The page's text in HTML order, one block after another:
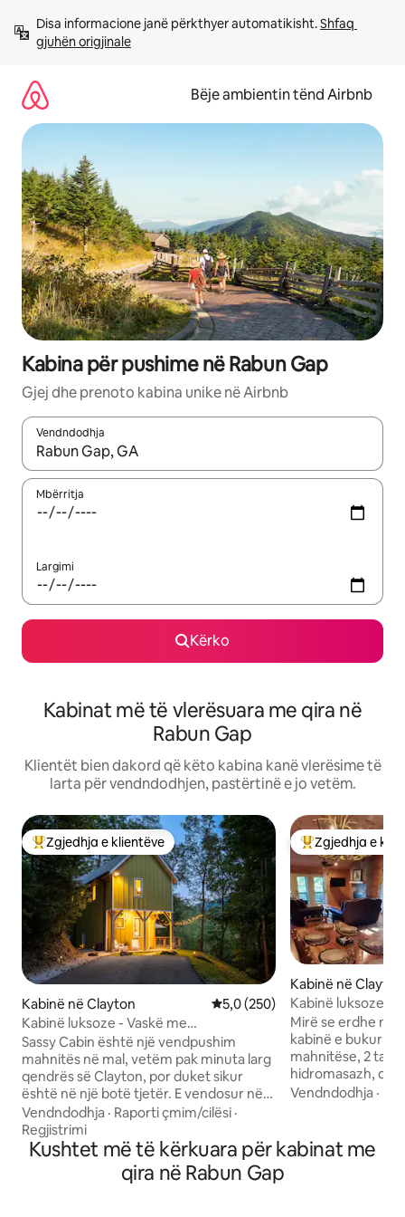
përmbajtja
Disa informacione janë përkthyer automatikisht. Shfaq
gjuhën origjinale
Bëje ambientin tënd Airbnb
Kabina për pushime në Rabun Gap
Gjej dhe prenoto kabina unike në Airbnb
Vendndodhja
Kur rezultatet të jenë të disponueshme, lëviz me butonat e
Mbërritja
Largimi
Kërko
Kabinat më të vlerësuara me qira në
Rabun Gap
Klientët bien dakord që këto kabina kanë vlerësime të
larta për vendndodhjen, pastërtinë e jo vetëm.
Më të mirat e zgjedhjeve të klientëve
Zgjedhja e klientëve
Kabinë në Clayton Vlerësimi mesatar 5,0 nga 5,
5,0 (250)
Kabinë luksoze - Vaskë me
hidromasazh/Pamje nga malet/Min për
Clayton
Sassy Cabin është një vendpushim
mahnitës në mal, vetëm pak minuta larg
qendrës së Clayton, por duket sikur
është në një botë tjetër. E vendosur në
një terren privat me pemë dhe me
pamje të mrekullueshme nga çdo
dritare, kjo strehë e projektuar në
mënyrë profesionale të fton të çlodhesh
dhe të rigjesh energjitë. Zhytu në vaskën
Vendndodhja · Raporti çmim/cilësi ·
Regjistrimi
Më të mirat e
Zgjedhja e
Kabinë në Clayton
Kabinë luksoze/
me hidromasazh/
Mirë se erdhe në
kabinë e bukur 223
mahnitëse, 2
hidromasazh,
vatër zjarri dhe
qytetit me
kafene. Afër
Vendndodhja ·
Kushtet më të kërkuara për kabinat me
qira në Rabun Gap